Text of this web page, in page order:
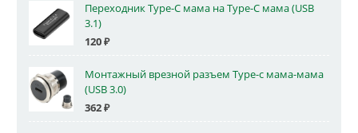
Переходник Type-C мама на Type-C мама (USB
3.1)
120₽
Монтажный врезной разъем Type-c мама-мама
(USB 3.0)
362₽